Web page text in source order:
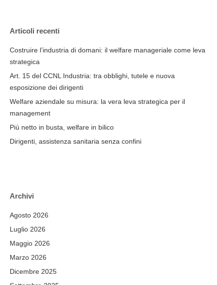
Articoli recenti
Costruire l’industria di domani: il welfare manageriale come leva
strategica
Art. 15 del CCNL Industria: tra obblighi, tutele e nuova
esposizione dei dirigenti
Welfare aziendale su misura: la vera leva strategica per il
management
Più netto in busta, welfare in bilico
Dirigenti, assistenza sanitaria senza confini
Archivi
Agosto 2026
Luglio 2026
Maggio 2026
Marzo 2026
Dicembre 2025